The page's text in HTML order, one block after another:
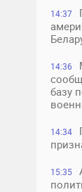
14:37
14:36
базу
14:34
15:35